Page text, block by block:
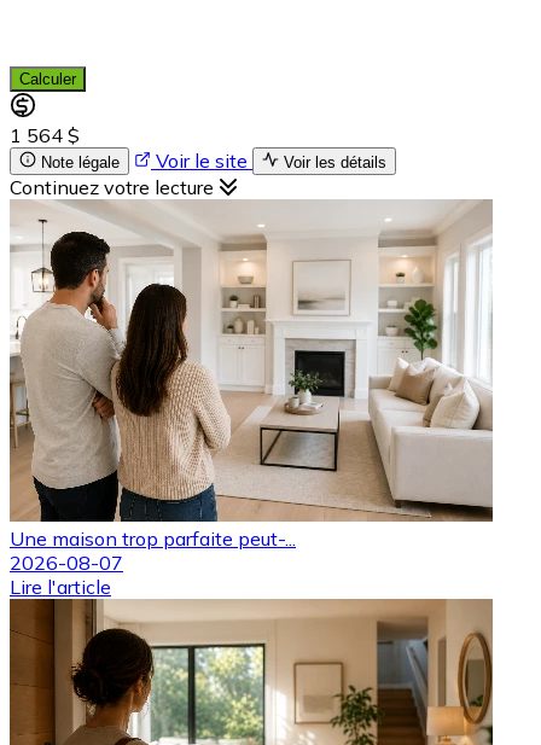
Calculer
1 564 $
Note légale Voir le site Voir les détails
Continuez votre lecture
Une maison trop parfaite peut-...
2026-08-07
Lire l'article